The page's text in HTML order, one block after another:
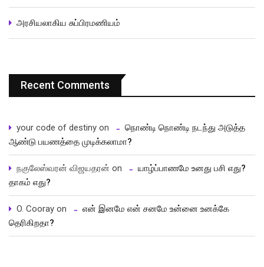
அரசியலாகிய சுப்பிரமணியம்
Recent Comments
your code of destiny on
நொண்டி நொண்டி நடந்து அடுத்த
ஆண்டு பயணத்தை முடிக்கலாமா?
நகுலேஸ்வரன் விஜயதரன் on
யாழ்ப்பாணமே உனது பசி எது?
தாகம் எது?
O. Cooray on
என் இனமே என் சனமே உன்னை உனக்கே
தெரிகிறதா?